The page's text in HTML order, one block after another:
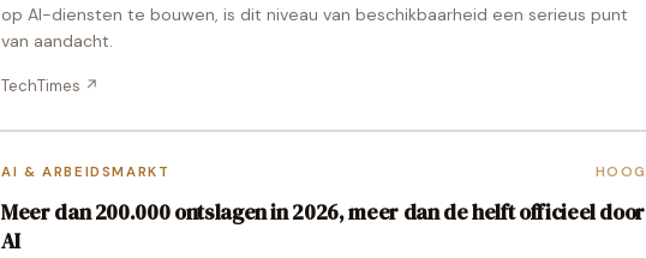
op AI-diensten te bouwen, is dit niveau van beschikbaarheid een serieus punt
van aandacht.
TechTimes ↗
AI & ARBEIDSMARKT HOOG
Meer dan 200.000 ontslagen in 2026, meer dan de helft officieel door
AI